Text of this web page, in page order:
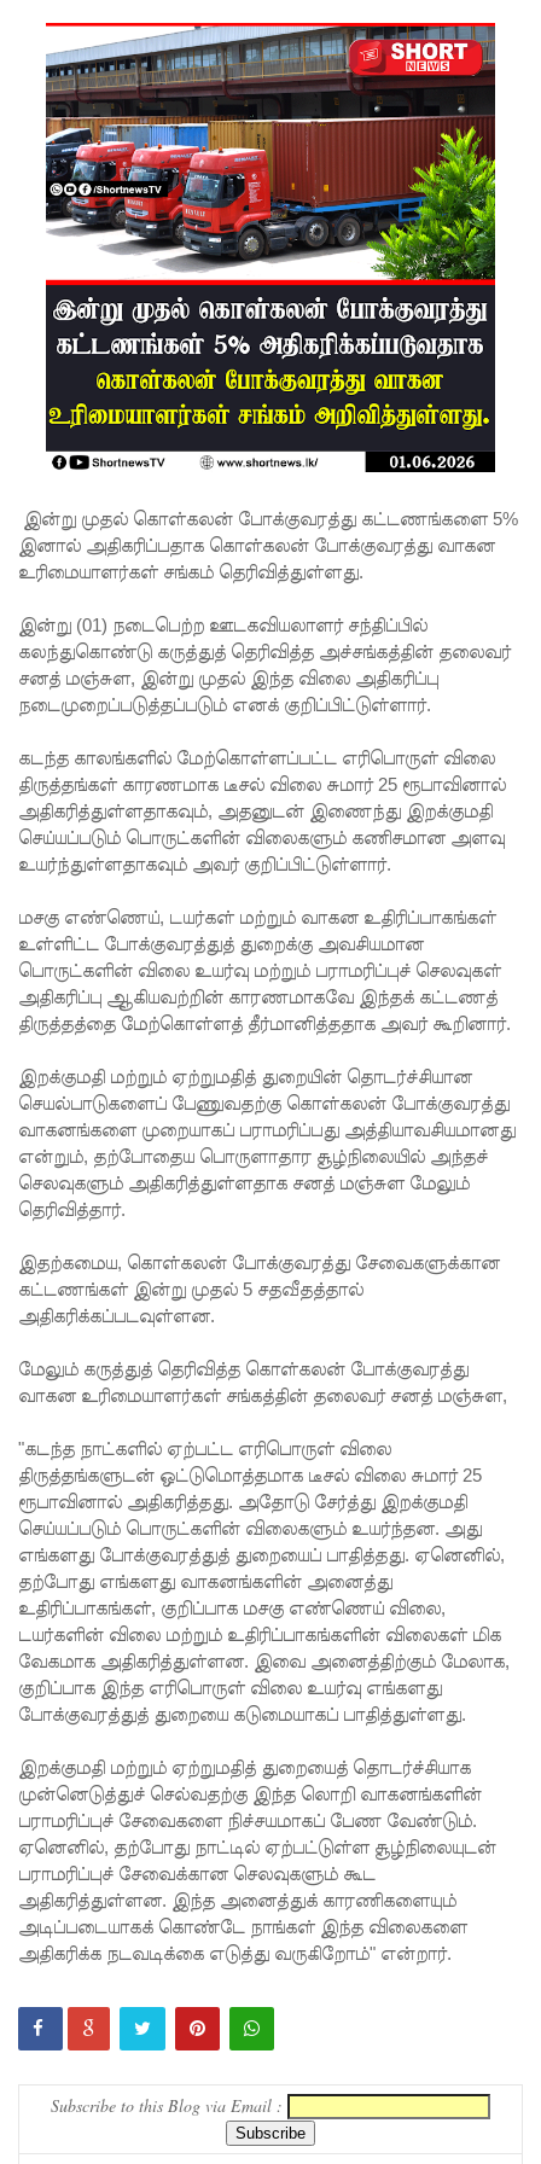
லிட்ரோ
எரிவாயு
விலையில்
மாற்றமில்
லை!
ஓட்டுநர் (
L பலகை)
வாகனங்க
ள்
அதிவேக
லையில்
செல்ல
தடை!
இலங்கை
யின்
பெரிய
வெங்காய
த்
தேவையி
ல் 10 வீதம்
மட்டுமே
உள்நாட்டு
உற்பத்தி -
வசந்த
சமரசிங்க!
நெடுந்தீவு
கடற்பரப்பி
11 இந்திய
மீனவர்க
ள்
பாதுகாப்
பாக மீட்பு
ஊழல்
தடுப்பு
சட்டமூலத்
தில்
திருத்தம்!
ஹசனின்
வீட்டின்
மீது
பெற்றோ
ல் குண்டு
நெடுந்தீவு
இந்திய
இன்று முதல் கொள்கலன் போக்குவரத்து கட்டணங்களை 5%
இனால் அதிகரிப்பதாக கொள்கலன் போக்குவரத்து வாகன
உரிமையாளர்கள் சங்கம் தெரிவித்துள்ளது.
இன்று (01) நடைபெற்ற ஊடகவியலாளர் சந்திப்பில்
கலந்துகொண்டு கருத்துத் தெரிவித்த அச்சங்கத்தின் தலைவர்
சனத் மஞ்சுள, இன்று முதல் இந்த விலை அதிகரிப்பு
நடைமுறைப்படுத்தப்படும் எனக் குறிப்பிட்டுள்ளார்.
கடந்த காலங்களில் மேற்கொள்ளப்பட்ட எரிபொருள் விலை
திருத்தங்கள் காரணமாக டீசல் விலை சுமார் 25 ரூபாவினால்
அதிகரித்துள்ளதாகவும், அதனுடன் இணைந்து இறக்குமதி
செய்யப்படும் பொருட்களின் விலைகளும் கணிசமான அளவு
உயர்ந்துள்ளதாகவும் அவர் குறிப்பிட்டுள்ளார்.
மசகு எண்ணெய், டயர்கள் மற்றும் வாகன உதிரிப்பாகங்கள்
உள்ளிட்ட போக்குவரத்துத் துறைக்கு அவசியமான
பொருட்களின் விலை உயர்வு மற்றும் பராமரிப்புச் செலவுகள்
அதிகரிப்பு ஆகியவற்றின் காரணமாகவே இந்தக் கட்டணத்
திருத்தத்தை மேற்கொள்ளத் தீர்மானித்ததாக அவர் கூறினார்.
இறக்குமதி மற்றும் ஏற்றுமதித் துறையின் தொடர்ச்சியான
செயல்பாடுகளைப் பேணுவதற்கு கொள்கலன் போக்குவரத்து
வாகனங்களை முறையாகப் பராமரிப்பது அத்தியாவசியமானது
என்றும், தற்போதைய பொருளாதார சூழ்நிலையில் அந்தச்
செலவுகளும் அதிகரித்துள்ளதாக சனத் மஞ்சுள மேலும்
தெரிவித்தார்.
இதற்கமைய, கொள்கலன் போக்குவரத்து சேவைகளுக்கான
கட்டணங்கள் இன்று முதல் 5 சதவீதத்தால்
அதிகரிக்கப்படவுள்ளன.
மேலும் கருத்துத் தெரிவித்த கொள்கலன் போக்குவரத்து
வாகன உரிமையாளர்கள் சங்கத்தின் தலைவர் சனத் மஞ்சுள,
"கடந்த நாட்களில் ஏற்பட்ட எரிபொருள் விலை
திருத்தங்களுடன் ஒட்டுமொத்தமாக டீசல் விலை சுமார் 25
ரூபாவினால் அதிகரித்தது. அதோடு சேர்த்து இறக்குமதி
செய்யப்படும் பொருட்களின் விலைகளும் உயர்ந்தன. அது
எங்களது போக்குவரத்துத் துறையைப் பாதித்தது. ஏனெனில்,
தற்போது எங்களது வாகனங்களின் அனைத்து
உதிரிப்பாகங்கள், குறிப்பாக மசகு எண்ணெய் விலை,
டயர்களின் விலை மற்றும் உதிரிப்பாகங்களின் விலைகள் மிக
வேகமாக அதிகரித்துள்ளன. இவை அனைத்திற்கும் மேலாக,
குறிப்பாக இந்த எரிபொருள் விலை உயர்வு எங்களது
போக்குவரத்துத் துறையை கடுமையாகப் பாதித்துள்ளது.
இறக்குமதி மற்றும் ஏற்றுமதித் துறையைத் தொடர்ச்சியாக
முன்னெடுத்துச் செல்வதற்கு இந்த லொறி வாகனங்களின்
பராமரிப்புச் சேவைகளை நிச்சயமாகப் பேண வேண்டும்.
ஏனெனில், தற்போது நாட்டில் ஏற்பட்டுள்ள சூழ்நிலையுடன்
பராமரிப்புச் சேவைக்கான செலவுகளும் கூட
அதிகரித்துள்ளன. இந்த அனைத்துக் காரணிகளையும்
அடிப்படையாகக் கொண்டே நாங்கள் இந்த விலைகளை
அதிகரிக்க நடவடிக்கை எடுத்து வருகிறோம்" என்றார்.
Subscribe to this Blog via Email :